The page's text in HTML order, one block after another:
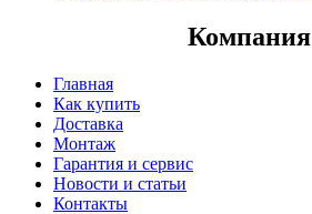
Компания
Главная
Как купить
Доставка
Монтаж
Гарантия и сервис
Новости и статьи
Контакты